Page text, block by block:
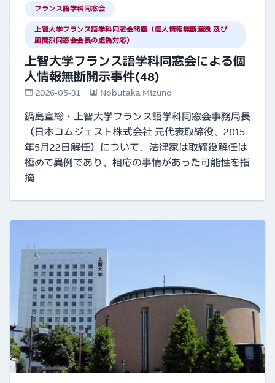
フランス語学科同窓会
上智大学フランス語学科同窓会問題（個人情報無断漏洩 及び
風間烈同窓会会長の虚偽対応）
上智大学フランス語学科同窓会による個
人情報無断開示事件(48)
2026-05-31 Nobutaka Mizuno
鍋島宣総・上智大学フランス語学科同窓会事務局長
（日本コムジェスト株式会社 元代表取締役、2015
年5月22日解任）について、法律家は取締役解任は
極めて異例であり、相応の事情があった可能性を指
摘